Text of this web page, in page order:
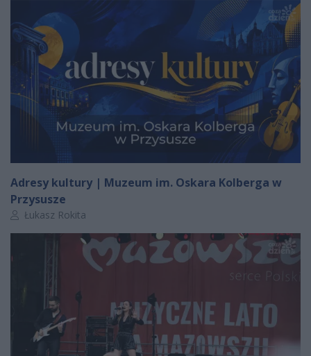
Adresy kultury | Muzeum im. Oskara Kolberga w
Przysusze
Autor artykułu:
Łukasz Rokita